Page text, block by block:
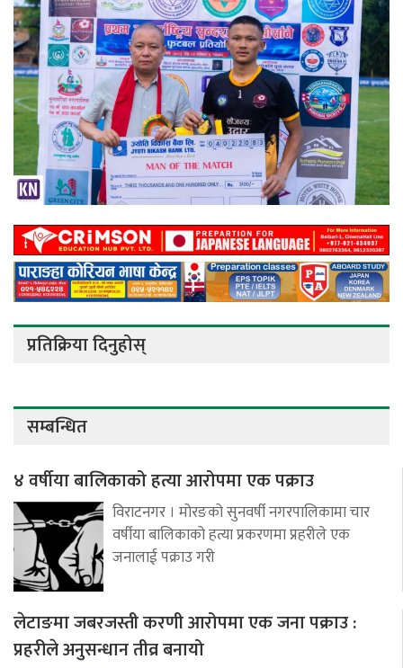
प्रतिक्रिया दिनुहोस्
सम्बन्धित
४ वर्षीया बालिकाको हत्या आरोपमा एक पक्राउ
विराटनगर । मोरङको सुनवर्षी नगरपालिकामा चार
वर्षीया बालिकाको हत्या प्रकरणमा प्रहरीले एक
जनालाई पक्राउ गरी
लेटाङमा जबरजस्ती करणी आरोपमा एक जना पक्राउ :
प्रहरीले अनुसन्धान तीव्र बनायो